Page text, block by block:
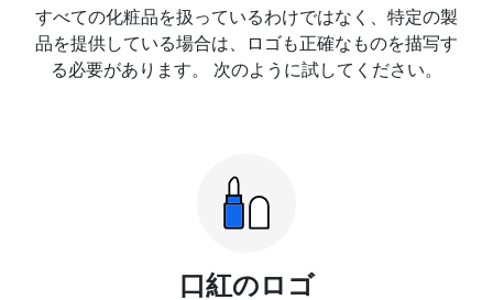
すべての化粧品を扱っているわけではなく、特定の製
品を提供している場合は、ロゴも正確なものを描写す
る必要があります。 次のように試してください。
口紅のロゴ